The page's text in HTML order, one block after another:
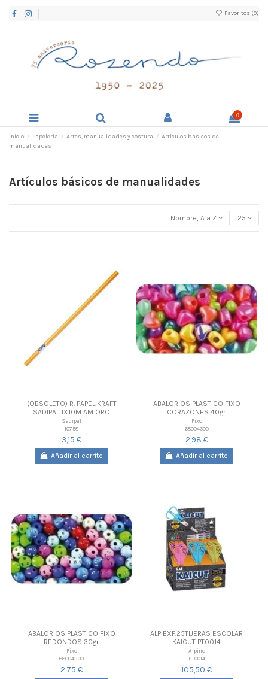
Favoritos (0)
0
Inicio Papelería Artes, manualidades y costura
Artículos básicos de
manualidades
Artículos básicos de manualidades
Nombre, A a Z 25
(OBSOLETO) R. PAPEL KRAFT
SADIPAL 1X10M AM ORO
Sadipal
10758
3,15 €
Añadir al carrito
ABALORIOS PLASTICO FIXO
CORAZONES 40gr.
Fixo
68004300
2,98 €
Añadir al carrito
ABALORIOS PLASTICO FIXO
REDONDOS 30gr.
Fixo
68004200
2,75 €
ALP EXP.25TIJERAS ESCOLAR
KAICUT PT0014
Alpino
PT0014
105,50 €